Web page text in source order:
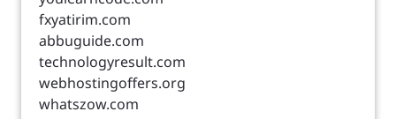
fxyatirim.com
abbuguide.com
technologyresult.com
webhostingoffers.org
whatszow.com